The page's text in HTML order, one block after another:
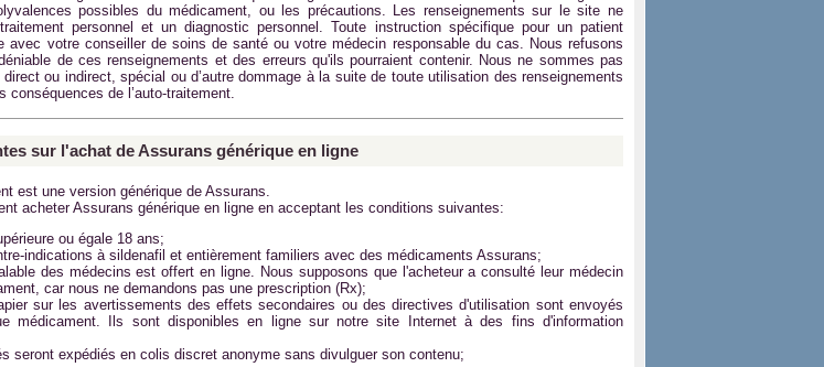
possibles du médicament, ou les précautions. Les renseignements sur le site ne
personnel et un diagnostic personnel. Toute instruction spécifique pour un patient
avec votre conseiller de soins de santé ou votre médecin responsable du cas. Nous refusons
de ces renseignements et des erreurs qu'ils pourraient contenir. Nous ne sommes pas
ou indirect, spécial ou d’autre dommage à la suite de toute utilisation des renseignements
de l’auto-traitement.
sur l'achat de Assurans générique en ligne
est une version générique de Assurans.
acheter Assurans générique en ligne en acceptant les conditions suivantes:
ou égale 18 ans;
indications à sildenafil et entièrement familiers avec des médicaments Assurans;
des médecins est offert en ligne. Nous supposons que l'acheteur a consulté leur médecin
car nous ne demandons pas une prescription (Rx);
sur les avertissements des effets secondaires ou des directives d'utilisation sont envoyés
médicament. Ils sont disponibles en ligne sur notre site Internet à des fins d'information
seront expédiés en colis discret anonyme sans divulguer son contenu;